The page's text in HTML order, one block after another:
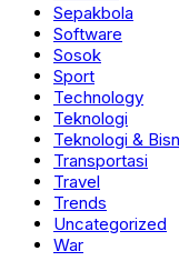
Sepakbola
Software
Sosok
Sport
Technology
Teknologi
Teknologi &
Transportasi
Travel
Trends
Uncategorized
War